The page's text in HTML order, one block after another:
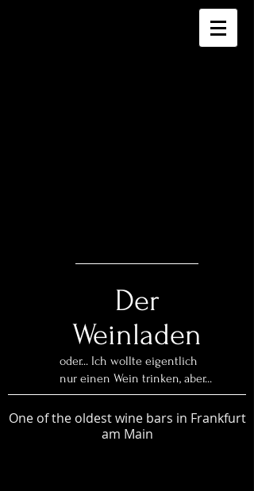
Der
Weinladen
oder... Ich wollte eigentlich
nur einen Wein trinken, aber...
One of the oldest wine bars in Frankfurt
am Main